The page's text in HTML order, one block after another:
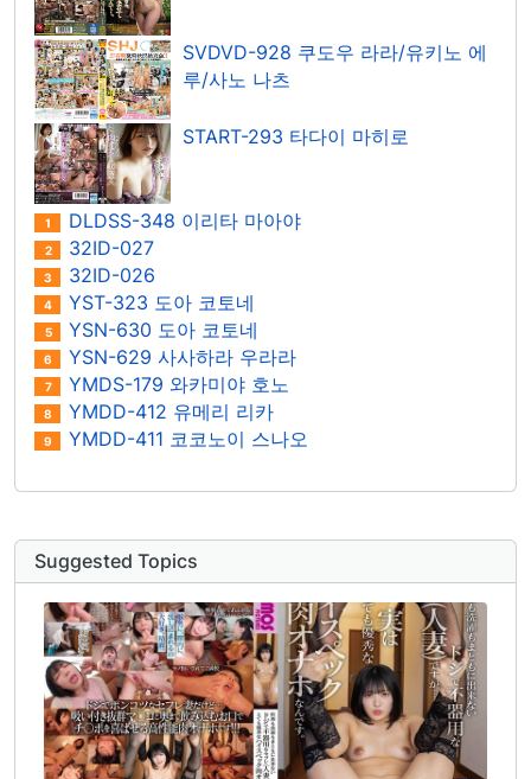
SVDVD-928 쿠도우 라라/유키노 에
루/사노 나츠
START-293 타다이 마히로
1 DLDSS-348 이리타 마아야
2 32ID-027
3 32ID-026
4 YST-323 도아 코토네
5 YSN-630 도아 코토네
6 YSN-629 사사하라 우라라
7 YMDS-179 와카미야 호노
8 YMDD-412 유메리 리카
9 YMDD-411 코코노이 스나오
Suggested Topics